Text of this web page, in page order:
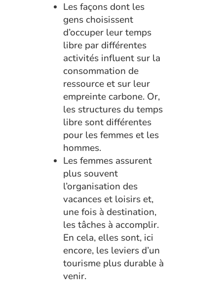
Les façons dont les
gens choisissent
d’occuper leur temps
libre par différentes
activités influent sur la
consommation de
ressource et sur leur
empreinte carbone. Or,
les structures du temps
libre sont différentes
pour les femmes et les
hommes.
Les femmes assurent
plus souvent
l’organisation des
vacances et loisirs et,
une fois à destination,
les tâches à accomplir.
En cela, elles sont, ici
encore, les leviers d’un
tourisme plus durable à
venir.